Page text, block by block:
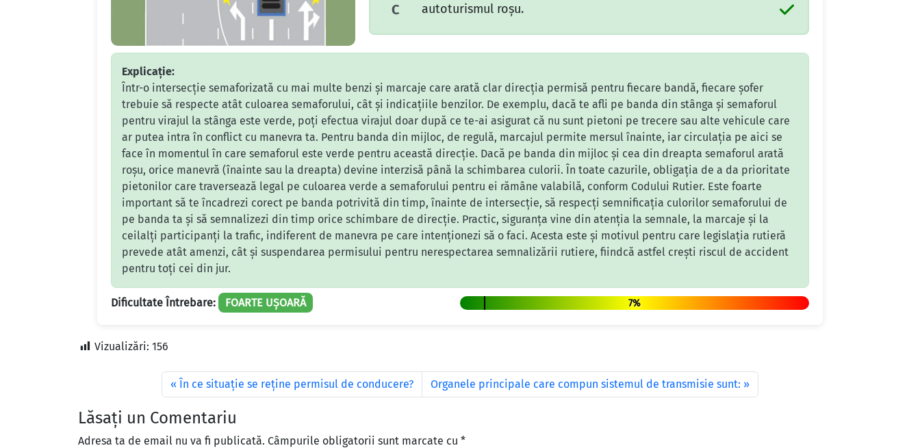
C autoturismul roşu.
Explicație:
Într-o intersecție semaforizată cu mai multe benzi și marcaje care arată clar direcția permisă pentru fiecare bandă, fiecare șofer
trebuie să respecte atât culoarea semaforului, cât și indicațiile benzilor. De exemplu, dacă te afli pe banda din stânga și semaforul
pentru virajul la stânga este verde, poți efectua virajul doar după ce te-ai asigurat că nu sunt pietoni pe trecere sau alte vehicule care
ar putea intra în conflict cu manevra ta. Pentru banda din mijloc, de regulă, marcajul permite mersul înainte, iar circulația pe aici se
face în momentul în care semaforul este verde pentru această direcție. Dacă pe banda din mijloc și cea din dreapta semaforul arată
roșu, orice manevră (înainte sau la dreapta) devine interzisă până la schimbarea culorii. În toate cazurile, obligația de a da prioritate
pietonilor care traversează legal pe culoarea verde a semaforului pentru ei rămâne valabilă, conform Codului Rutier. Este foarte
important să te încadrezi corect pe banda potrivită din timp, înainte de intersecție, să respecți semnificația culorilor semaforului de
pe banda ta și să semnalizezi din timp orice schimbare de direcție. Practic, siguranța vine din atenția la semnale, la marcaje și la
ceilalți participanți la trafic, indiferent de manevra pe care intenționezi să o faci. Acesta este și motivul pentru care legislația rutieră
prevede atât amenzi, cât și suspendarea permisului pentru nerespectarea semnalizării rutiere, fiindcă astfel crești riscul de accident
pentru toți cei din jur.
Dificultate Întrebare: FOARTE UȘOARĂ 7%
Vizualizări: 156
În ce situaţie se reţine permisul de conducere? Organele principale care compun sistemul de transmisie sunt:
Lăsați un Comentariu
Adresa ta de email nu va fi publicată. Câmpurile obligatorii sunt marcate cu *